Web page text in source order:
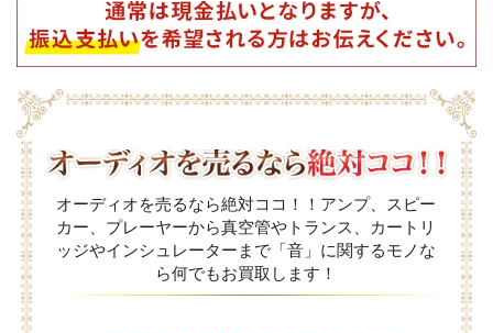
オーディオを売るなら絶対ココ！！アンプ、スピー
カー、プレーヤーから真空管やトランス、カートリ
ッジやインシュレーターまで「音」に関するモノな
ら何でもお買取します！